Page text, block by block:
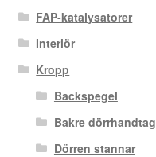
FAP-katalysatorer
Interiör
Kropp
Backspegel
Bakre dörrhandtag
Dörren stannar